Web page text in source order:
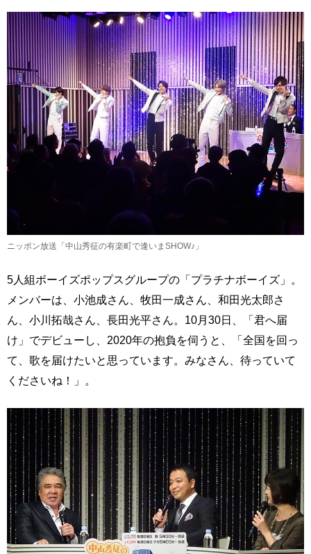
ニッポン放送「中山秀征の有楽町で逢いまSHOW♪」
5人組ボーイズポップスグループの「プラチナボーイズ」。
メンバーは、小池成さん、牧田一成さん、和田光太郎さ
ん、小川拓哉さん、長田光平さん。10月30日、「君へ届
け」でデビューし、2020年の抱負を伺うと、「全国を回っ
て、歌を届けたいと思っています。みなさん、待っていて
くださいね！」。